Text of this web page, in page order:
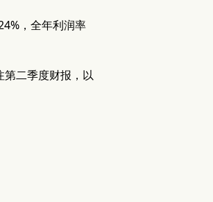
，全年利润率
二季度财报，以